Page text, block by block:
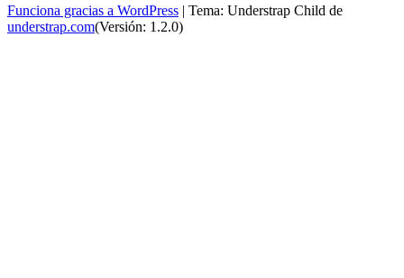
Funciona gracias a WordPress | Tema: Understrap Child de
understrap.com(Versión: 1.2.0)